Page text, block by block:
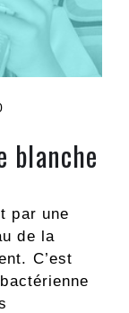
blanche
par une
de la
C’est